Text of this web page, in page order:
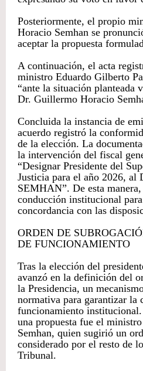
Posteriormente, el propio
Horacio Semhan se
aceptar la propuesta
A continuación, el acta
ministro Eduardo Gilberto
“ante la situación planteada
Dr. Guillermo Horacio
Concluida la instancia de
acuerdo registró la
de la elección. La
la intervención del fiscal
“Designar Presidente del
Justicia para el año 2026,
SEMHAN”. De esta
conducción institucional
concordancia con las
ORDEN DE
DE FUNCIONAMIENTO
Tras la elección del
avanzó en la definición del
la Presidencia, un
normativa para garantizar la
funcionamiento
una propuesta fue el
Semhan, quien sugirió un
considerado por el resto de
Tribunal.